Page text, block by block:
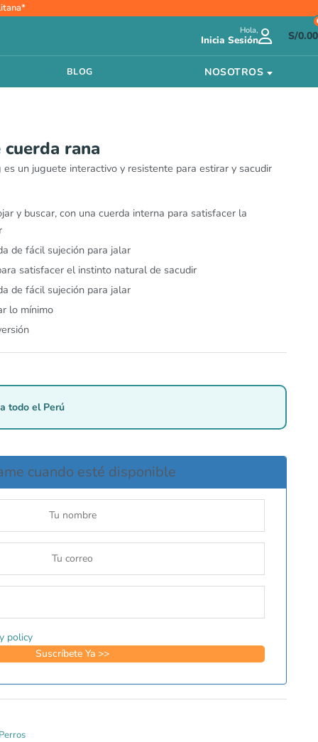
Hola,
Inicia Sesión S/0.00
BLOG NOSOTROS
cuerda rana
un juguete interactivo y resistente para estirar y sacudir
y buscar, con una cuerda interna para satisfacer la
de fácil sujeción para jalar
satisfacer el instinto natural de sacudir
de fácil sujeción para jalar
lo mínimo
todo el Perú
cuando esté disponible
policy
Perros